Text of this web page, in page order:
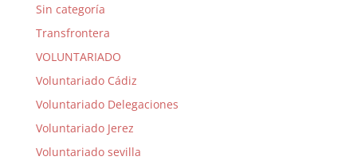
Sin categoría
Transfrontera
VOLUNTARIADO
Voluntariado Cádiz
Voluntariado Delegaciones
Voluntariado Jerez
Voluntariado sevilla